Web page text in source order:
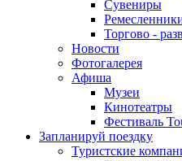
Сувениры
Торгово -
Новости
Фотогалерея
Афиша
Музеи
Кинотеатры
Фестиваль
Запланируй поездку
Туристские